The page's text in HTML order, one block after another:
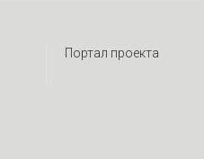
Портал проекта